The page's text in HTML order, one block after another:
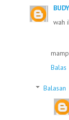
wah
Balas
Balasan